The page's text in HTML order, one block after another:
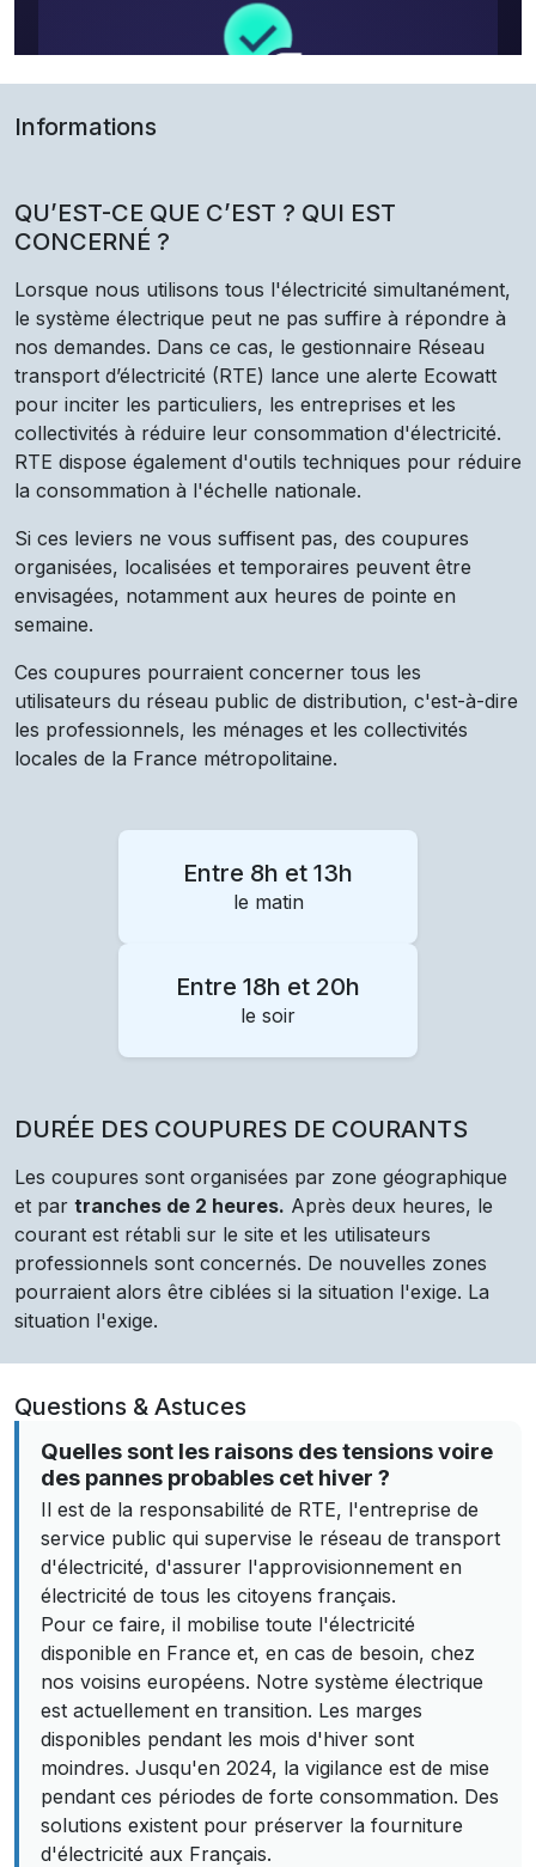
Informations
QU’EST-CE QUE C’EST ? QUI EST
CONCERNÉ ?
Lorsque nous utilisons tous l'électricité simultanément,
le système électrique peut ne pas suffire à répondre à
nos demandes. Dans ce cas, le gestionnaire Réseau
transport d’électricité (RTE) lance une alerte Ecowatt
pour inciter les particuliers, les entreprises et les
collectivités à réduire leur consommation d'électricité.
RTE dispose également d'outils techniques pour réduire
la consommation à l'échelle nationale.
Si ces leviers ne vous suffisent pas, des coupures
organisées, localisées et temporaires peuvent être
envisagées, notamment aux heures de pointe en
semaine.
Ces coupures pourraient concerner tous les
utilisateurs du réseau public de distribution, c'est-à-dire
les professionnels, les ménages et les collectivités
locales de la France métropolitaine.
Entre 8h et 13h
le matin
Entre 18h et 20h
le soir
DURÉE DES COUPURES DE COURANTS
Les coupures sont organisées par zone géographique
et par tranches de 2 heures. Après deux heures, le
courant est rétabli sur le site et les utilisateurs
professionnels sont concernés. De nouvelles zones
pourraient alors être ciblées si la situation l'exige. La
situation l'exige.
Questions & Astuces
Quelles sont les raisons des tensions voire
des pannes probables cet hiver ?
Il est de la responsabilité de RTE, l'entreprise de
service public qui supervise le réseau de transport
d'électricité, d'assurer l'approvisionnement en
électricité de tous les citoyens français.
Pour ce faire, il mobilise toute l'électricité
disponible en France et, en cas de besoin, chez
nos voisins européens. Notre système électrique
est actuellement en transition. Les marges
disponibles pendant les mois d'hiver sont
moindres. Jusqu'en 2024, la vigilance est de mise
pendant ces périodes de forte consommation. Des
solutions existent pour préserver la fourniture
d'électricité aux Français.